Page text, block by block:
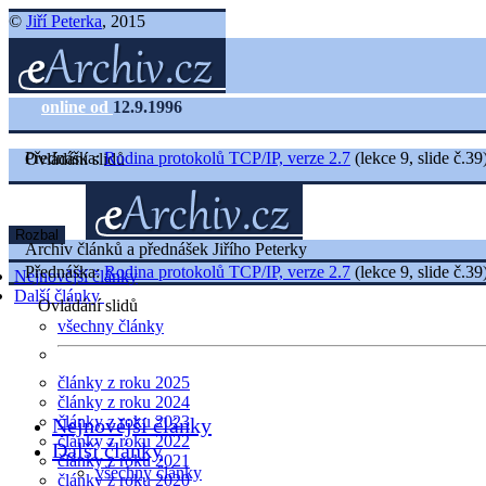
© Jiří Peterka, 2015
online od 12.9.1996
Ovládání slidů
Nejnovější články
Další články
všechny články
články z roku 2025
články z roku 2024
články z roku 2023
články z roku 2022
články z roku 2021
články z roku 2020
Přednáška:Rodina protokolů TCP/IP, verze 2.7 (lekce 9, slide
Rozbal
Archiv článků a přednášek Jiřího Peterky
Přednáška:Rodina protokolů TCP/IP, verze 2.7 (lekce 9, slide
Ovládání slidů
Nejnovější články
Další články
všechny články